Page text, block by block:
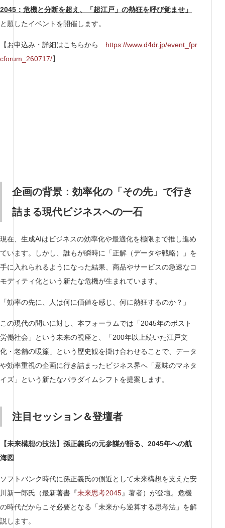
2045：危機と分断を超え、「超江戸」の熱狂を呼び覚ませ」
と題したイベントを開催します。
【お申込み・詳細はこちらから https://www.d4dr.jp/event_fpr
cforum_260717/】
企画の背景：効率化の「その先」で行き
詰まる現代ビジネスへの一石
現在、生成AIはビジネスの効率化や最適化を極限まで推し進め
ています。しかし、誰もが瞬時に「正解（データや戦略）」を
手に入れられるようになった結果、商品やサービスの急速なコ
モディティ化という新たな危機が生まれています。
「効率の先に、人は何に価値を感じ、何に熱狂するのか？」
この現代の問いに対し、本フォーラムでは「2045年のポスト
労働社会」という未来の視座と、「200年以上続いた江戸文
化・老舗の暖簾」という歴史観を掛け合わせることで、データ
や効率重視の企画に行き詰まったビジネス界へ「意味のマネタ
イズ」という新たなパラダイムシフトを提案します。
注目セッション＆登壇者
【未来構想の技法】孫正義氏の元参謀が語る、2045年への航
海図
ソフトバンク時代に孫正義氏の側近として未来構想を支えた安
川新一郎氏（最新著書『未来思考2045』著者）が登壇。危機
の時代だからこそ必要となる「未来から逆算する思考法」を解
説します。